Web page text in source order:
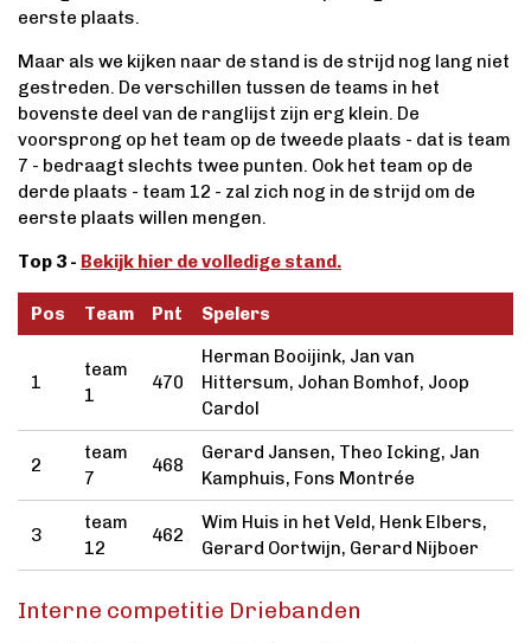
eerste plaats.
Maar als we kijken naar de stand is de strijd nog lang niet
gestreden. De verschillen tussen de teams in het
bovenste deel van de ranglijst zijn erg klein. De
voorsprong op het team op de tweede plaats - dat is team
7 - bedraagt slechts twee punten. Ook het team op de
derde plaats - team 12 - zal zich nog in de strijd om de
eerste plaats willen mengen.
Top 3 - Bekijk hier de volledige stand.
Pos Team Pnt Spelers
1
team
1
470
Herman Booijink, Jan van
Hittersum, Johan Bomhof, Joop
Cardol
2
team
7
468
Gerard Jansen, Theo Icking, Jan
Kamphuis, Fons Montrée
3
team
12
462
Wim Huis in het Veld, Henk Elbers,
Gerard Oortwijn, Gerard Nijboer
Interne competitie Driebanden